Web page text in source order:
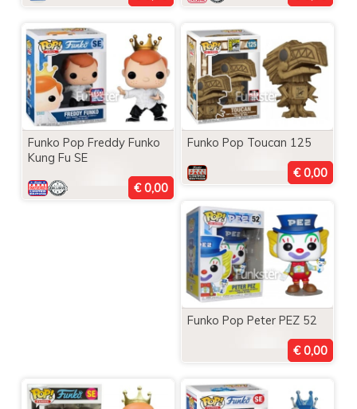
Funko Pop Freddy Funko
Kung Fu SE
Funko Pop Toucan 125
Funko Pop Peter PEZ 52